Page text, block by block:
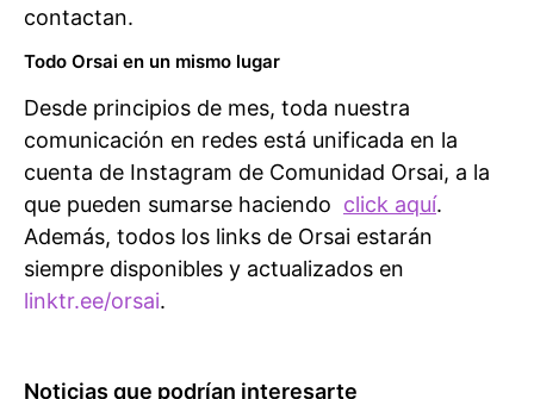
contactan.
Todo Orsai en un mismo lugar
Desde principios de mes, toda nuestra
comunicación en redes está unificada en la
cuenta de Instagram de Comunidad Orsai, a la
que pueden sumarse haciendo click aquí.
Además, todos los links de Orsai estarán
siempre disponibles y actualizados en
linktr.ee/orsai.
Noticias que podrían interesarte